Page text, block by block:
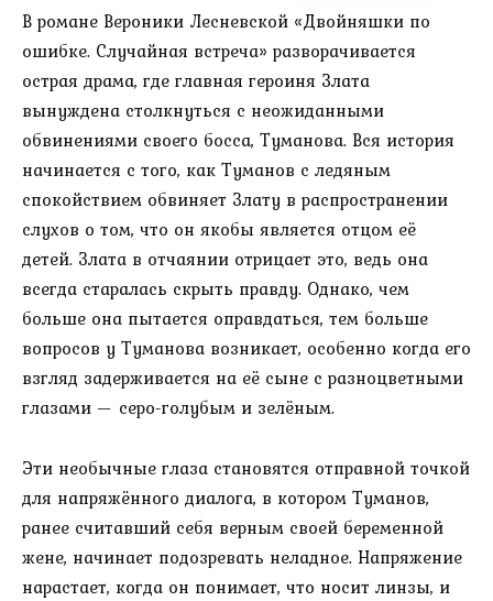
В романе Вероники Лесневской «Двойняшки по
ошибке. Случайная встреча» разворачивается
острая драма, где главная героиня Злата
вынуждена столкнуться с неожиданными
обвинениями своего босса, Туманова. Вся история
начинается с того, как Туманов с ледяным
спокойствием обвиняет Злату в распространении
слухов о том, что он якобы является отцом её
детей. Злата в отчаянии отрицает это, ведь она
всегда старалась скрыть правду. Однако, чем
больше она пытается оправдаться, тем больше
вопросов у Туманова возникает, особенно когда его
взгляд задерживается на её сыне с разноцветными
глазами — серо-голубым и зелёным.
Эти необычные глаза становятся отправной точкой
для напряжённого диалога, в котором Туманов,
ранее считавший себя верным своей беременной
жене, начинает подозревать неладное. Напряжение
нарастает, когда он понимает, что носит линзы, и